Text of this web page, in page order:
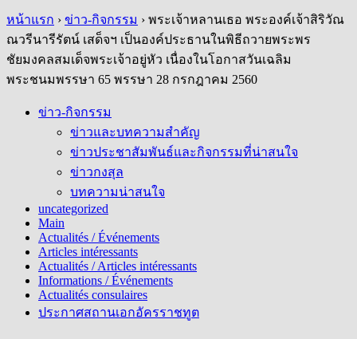
หน้าแรก › ข่าว-กิจกรรม › พระเจ้าหลานเธอ พระองค์เจ้าสิริวัณ
ณวรีนารีรัตน์ เสด็จฯ เป็นองค์ประธานในพิธีถวายพระพร
ชัยมงคลสมเด็จพระเจ้าอยู่หัว เนื่องในโอกาสวันเฉลิม
พระชนมพรรษา 65 พรรษา 28 กรกฎาคม 2560
ข่าว-กิจกรรม
ข่าวและบทความสำคัญ
ข่าวประชาสัมพันธ์และกิจกรรมที่น่าสนใจ
ข่าวกงสุล
บทความน่าสนใจ
uncategorized
Main
Actualités / Événements
Articles intéressants
Actualités / Articles intéressants
Informations / Événements
Actualités consulaires
ประกาศสถานเอกอัครราชทูต